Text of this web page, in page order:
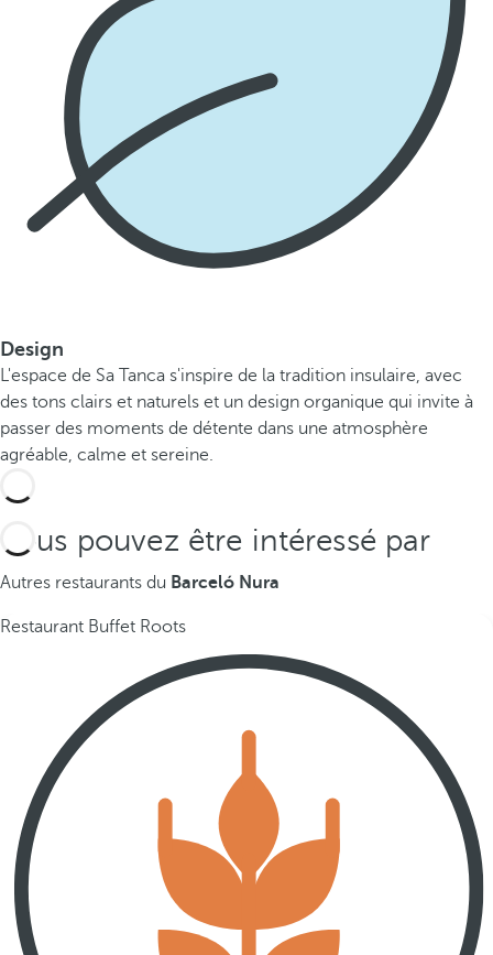
Design
L'espace de Sa Tanca s'inspire de la tradition insulaire, avec
des tons clairs et naturels et un design organique qui invite à
passer des moments de détente dans une atmosphère
agréable, calme et sereine.
Vous pouvez être intéressé par
Autres restaurants du Barceló Nura
Restaurant Buffet Roots